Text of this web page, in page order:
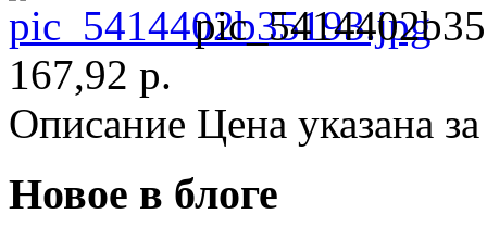
167,92 р.
Описание Цена указана
Новое в блоге